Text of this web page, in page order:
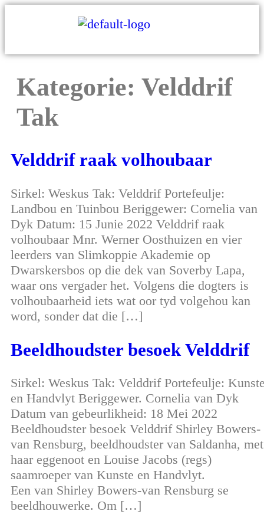
Kategorie: Velddrif
Tak
Velddrif raak volhoubaar
Sirkel: Weskus Tak: Velddrif Portefeulje:
Landbou en Tuinbou Beriggewer: Cornelia van
Dyk Datum: 15 Junie 2022 Velddrif raak
volhoubaar Mnr. Werner Oosthuizen en vier
leerders van Slimkoppie Akademie op
Dwarskersbos op die dek van Soverby Lapa,
waar ons vergader het. Volgens die dogters is
volhoubaarheid iets wat oor tyd volgehou kan
word, sonder dat die […]
Beeldhoudster besoek Velddrif
Sirkel: Weskus Tak: Velddrif Portefeulje:
en Handvlyt Beriggewer. Cornelia van Dyk
Datum van gebeurlikheid: 18 Mei 2022
Beeldhoudster besoek Velddrif Shirley Bowers-
van Rensburg, beeldhoudster van Saldanha, met
haar eggenoot en Louise Jacobs (regs)
saamroeper van Kunste en Handvlyt.
Een van Shirley Bowers-van Rensburg se
beeldhouwerke. Om […]